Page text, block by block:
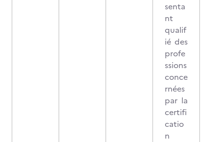
senta
nt
qualif
ié des
profe
ssions
conce
rnées
par la
certifi
catio
n